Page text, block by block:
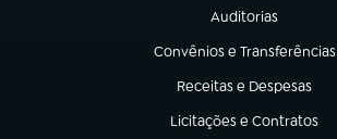
Auditorias
(abre em nova aba)
Convênios e Transferências
(abre em nova aba)
Receitas e Despesas
(abre em nova aba)
Licitações e Contratos
(abre em nova aba)